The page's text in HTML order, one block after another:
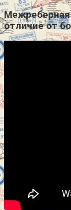
Межреберная
отличие от